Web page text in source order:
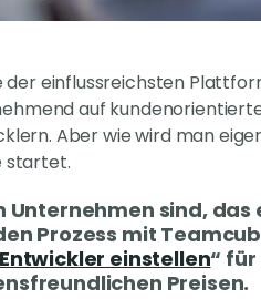
der einflussreichsten
auf
Aber wie wird man
startet.
Unternehmen sind,
Prozess mit
einstellen“
Preisen.